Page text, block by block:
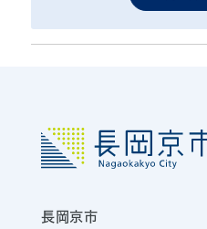
長岡京市